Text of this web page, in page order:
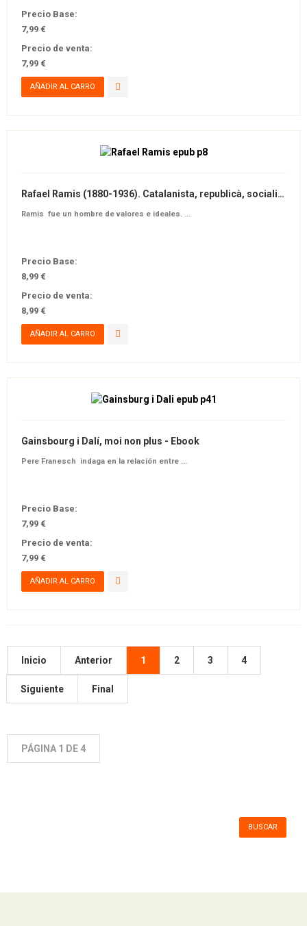
Precio Base:
7,99 €
Precio de venta:
7,99 €
Rafael Ramis (1880-1936). Catalanista, republicà, socialista i maçó - Ebook
Ramis fue un hombre de valores e ideales. ...
Precio Base:
8,99 €
Precio de venta:
8,99 €
Gainsbourg i Dalí, moi non plus - Ebook
Pere Franesch indaga en la relación entre ...
Precio Base:
7,99 €
Precio de venta:
7,99 €
Inicio Anterior 1 2 3 4
Siguiente Final
PÁGINA 1 DE 4
BUSCAR